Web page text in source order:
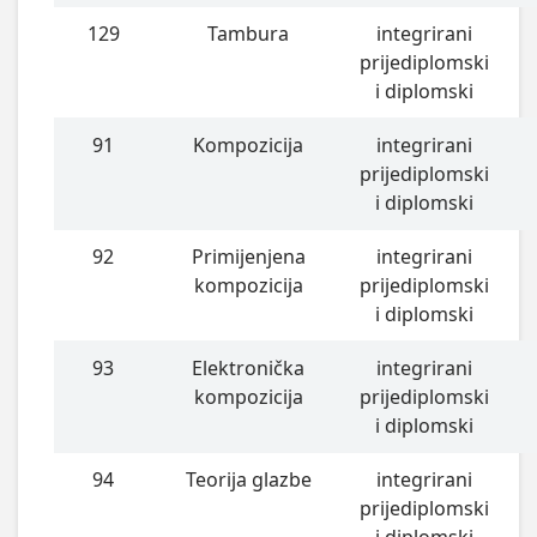
129 Tambura
integrirani
prijediplomski
i diplomski
91 Kompozicija
integrirani
prijediplomski
i diplomski
92
Primijenjena
kompozicija
integrirani
prijediplomski
i diplomski
93
Elektronička
kompozicija
integrirani
prijediplomski
i diplomski
94 Teorija glazbe
integrirani
prijediplomski